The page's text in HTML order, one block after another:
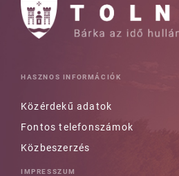
HASZNOS INFORMÁCIÓK
Közérdekű adatok
Fontos telefonszámok
Közbeszerzés
IMPRESSZUM